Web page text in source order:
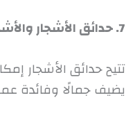
7. حدائق الأشجار والأشجار المثمرة:
تتيح حدائق الأشجار
يضيف جمالًا وفائدة